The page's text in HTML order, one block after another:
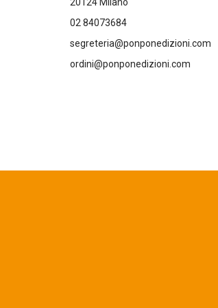
02 84073684
segreteria@ponponedizioni.com
ordini@ponponedizioni.com